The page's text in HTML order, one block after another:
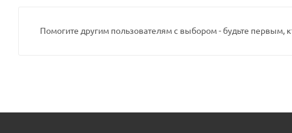
Помогите другим пользователям с выбором - будьте первым,